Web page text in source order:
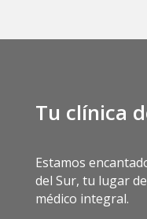
Tu clínica
Estamos
del Sur, tu lugar
médico integral.